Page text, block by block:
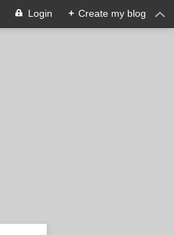
Login + Create my blog